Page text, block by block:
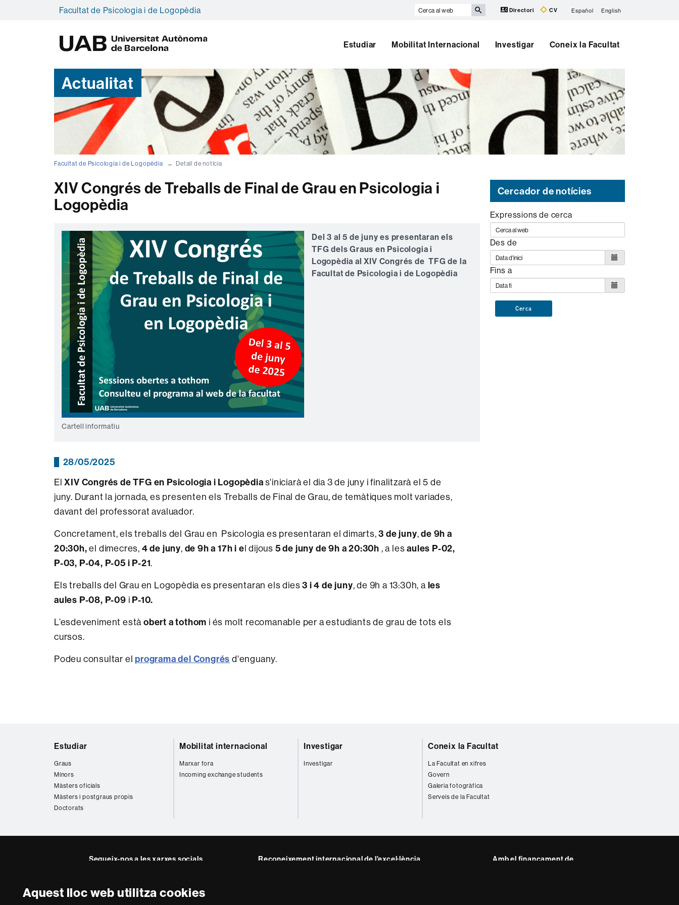
Aquest lloc web utilitza cookies
Facultat de Psicologia i de Logopèdia
Cerca
Directori CV Español English
A
Estudiar Mobilitat Internacional Investigar Coneix la Facultat
Actualitat
Facultat de Psicologia i de Logopèdia Detall de notícia
XIV Congrés de Treballs de Final de Grau en Psicologia i
Logopèdia
Cartell informatiu
Del 3 al 5 de juny es presentaran els
TFG dels Graus en Psicologia i
Logopèdia al XIV Congrés de TFG de la
Facultat de Psicologia i de Logopèdia
28/05/2025
ElXIV Congrés de TFG en Psicologia i Logopèdias'iniciarà el dia 3 de juny i finalitzarà el 5 de
juny. Durant la jornada, es presenten els Treballs de Final de Grau, de temàtiques molt variades,
davant del professorat avaluador.
Concretament, els treballs del Grau en Psicologia es presentaran el dimarts,3 de juny,de 9h a
20:30h,el dimecres, 4 de juny, de 9h a 17h i el dijous 5 de juny de 9h a 20:30h , a lesaules P-02,
P-03, P-04, P-05 i P-21.
Els treballs del Grau en Logopèdia es presentaran els dies3 i 4 de juny, de 9h a 13:30h, a les
aules P-08, P-09 i P-10.
L’esdeveniment està obert a tothom i és molt recomanable per a estudiants de grau de tots els
cursos.
Podeu consultar elprograma del Congrés d'enguany.
Cercador de notícies
Expressions de cerca
Des de
Fins a
Cerca
Estudiar
Graus
Mínors
Màsters oficials
Màsters i postgraus propis
Doctorats
Mobilitat internacional
Marxar fora
Incoming exchange students
Investigar
Investigar
Coneix la Facultat
La Facultat en xifres
Govern
Galeria fotogràfica
Serveis de la Facultat
Segueix-nos a les xarxes socials Reconeixement internacional de l'excel·lència Amb el finançament de